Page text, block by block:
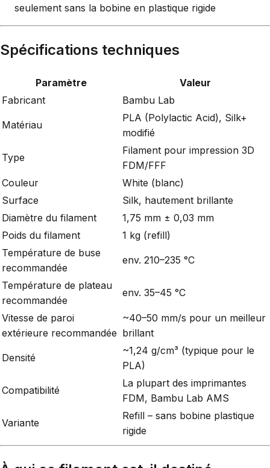
seulement sans la bobine en plastique rigide
Spécifications techniques
Paramètre
Valeur
Fabricant
Bambu Lab
Matériau
PLA (Polylactic Acid), Silk+
modifié
Type
Filament pour impression 3D
FDM/FFF
Couleur
White (blanc)
Surface
Silk, hautement brillante
Diamètre du filament
1,75 mm ± 0,03 mm
Poids du filament
1 kg (refill)
Température de buse
recommandée
env. 210–235 °C
Température de plateau
recommandée
env. 35–45 °C
Vitesse de paroi
extérieure recommandée
~40–50 mm/s pour un meilleur
brillant
Densité
~1,24 g/cm³ (typique pour le
PLA)
Compatibilité
La plupart des imprimantes
FDM, Bambu Lab AMS
Variante
Refill – sans bobine plastique
rigide